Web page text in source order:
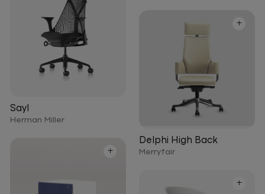
Sayl
Herman Miller
+
Delphi High Back
Merryfair
+
+